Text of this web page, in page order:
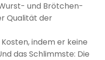
und Brötchen-
Qualität der
indem er keine
das Schlimmste: Die